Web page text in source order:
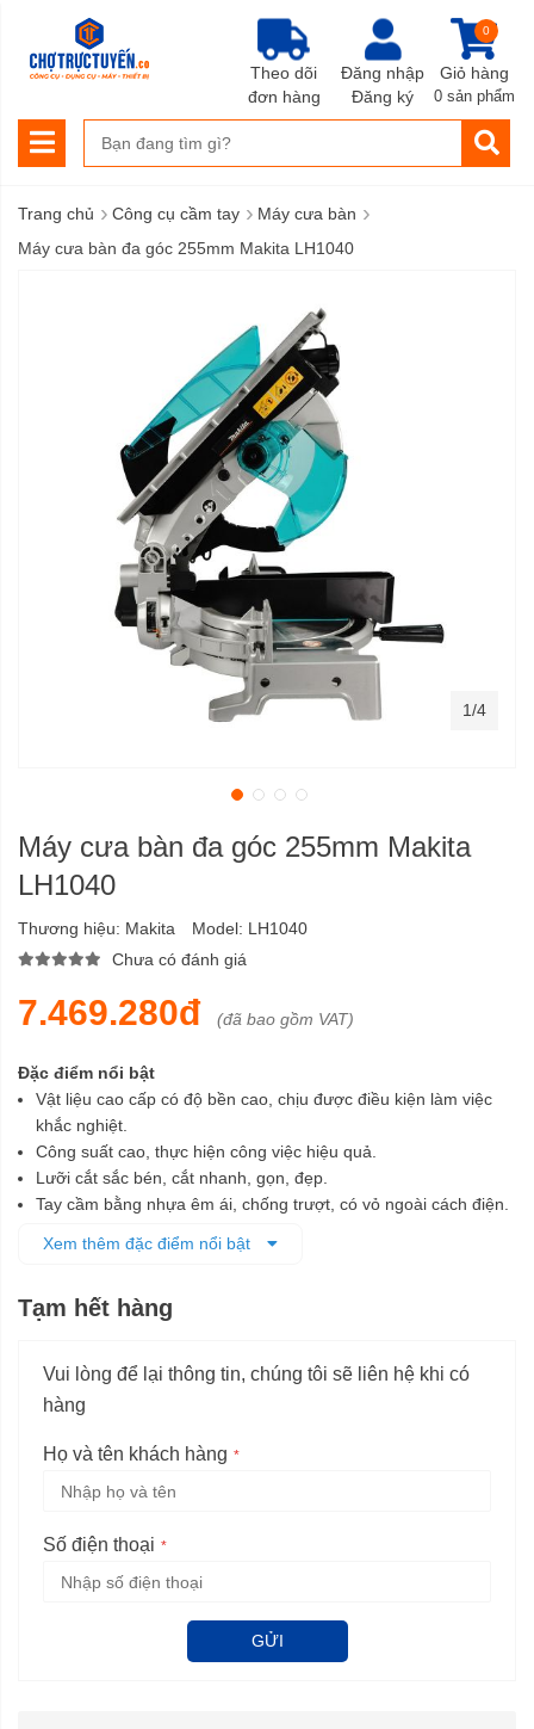
Đăng nhập
Đăng ký
Giỏ hàng
0
0 sản phẩm
Theo dõi
đơn hàng
Trang chủ › Công cụ cầm tay › Máy cưa bàn ›
Máy cưa bàn đa góc 255mm Makita LH1040
Máy cưa bàn đa góc 255mm Makita
LH1040
Thương hiệu: Makita Model: LH1040
Chưa có đánh giá
7.469.280đ (đã bao gồm VAT)
Đặc điểm nổi bật
Vật liệu cao cấp có độ bền cao, chịu được điều kiện làm việc
khắc nghiệt.
Công suất cao, thực hiện công việc hiệu quả.
Lưỡi cắt sắc bén, cắt nhanh, gọn, đẹp.
Tay cầm bằng nhựa êm ái, chống trượt, có vỏ ngoài cách điện.
Trọng lượng nhẹ, di chuyển dể dàng.
Xem thêm đặc điểm nổi bật
Tạm hết hàng
Vui lòng để lại thông tin, chúng tôi sẽ liên hệ khi có
hàng
Họ và tên khách hàng
Số điện thoại
GỬI
1/4